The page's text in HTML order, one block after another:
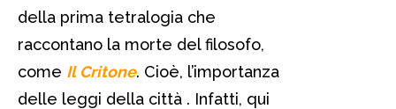
della prima tetralogia che
raccontano la morte del filosofo,
come Il Critone. Cioè, l’importanza
delle leggi della città . Infatti, qui